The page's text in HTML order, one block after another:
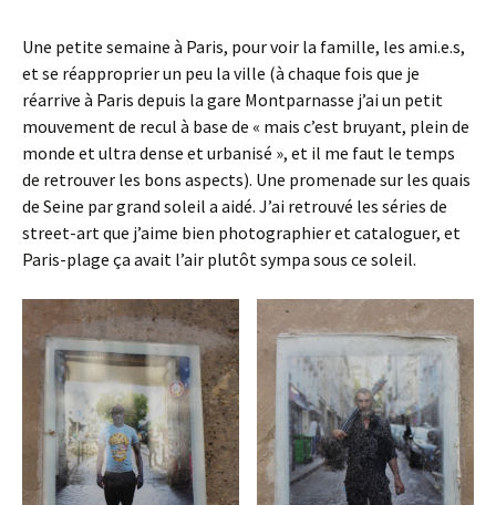
Une petite semaine à Paris, pour voir la famille, les ami.e.s,
et se réapproprier un peu la ville (à chaque fois que je
réarrive à Paris depuis la gare Montparnasse j’ai un petit
mouvement de recul à base de « mais c’est bruyant, plein de
monde et ultra dense et urbanisé », et il me faut le temps
de retrouver les bons aspects). Une promenade sur les quais
de Seine par grand soleil a aidé. J’ai retrouvé les séries de
street-art que j’aime bien photographier et cataloguer, et
Paris-plage ça avait l’air plutôt sympa sous ce soleil.